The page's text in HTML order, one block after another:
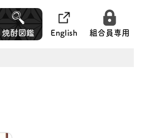
焼酎図鑑 English 組合員専用